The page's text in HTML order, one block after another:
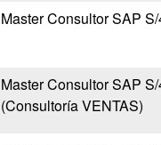
Master Consultor SAP
Master Consultor SAP
(Consultoría VENTAS)